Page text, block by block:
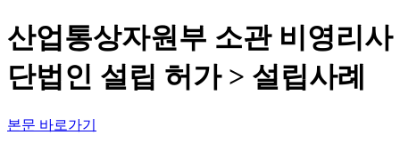
산업통상자원부 소관 비영리사
단법인 설립 허가 > 설립사례
본문 바로가기